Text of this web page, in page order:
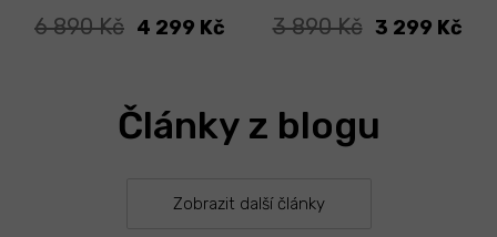
6 890 Kč 4 299 Kč 3 890 Kč 3 299 Kč
Články z blogu
Zobrazit další články